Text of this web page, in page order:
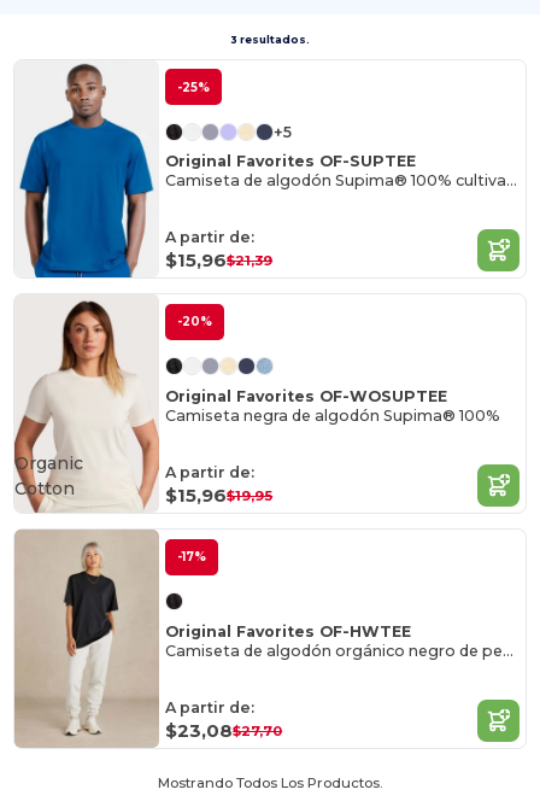
3 resultados.
-25%
+5
Original Favorites OF-SUPTEE
Camiseta de algodón Supima® 100% cultivado
A partir de:
$15,96$21,39
-20%
Original Favorites OF-WOSUPTEE
Camiseta negra de algodón Supima® 100%
A partir de:
$15,96$19,95
Organic
Cotton
-17%
Original Favorites OF-HWTEE
Camiseta de algodón orgánico negro de peso pesado
A partir de:
$23,08$27,70
Mostrando Todos Los Productos.